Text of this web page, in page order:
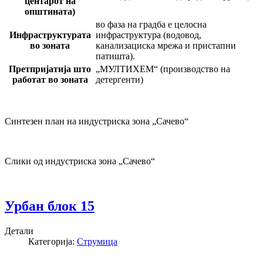
општината)
Инфраструктурата
во зоната
во фаза на градба е целосна
инфраструктура (водовод,
канализациска мрежа и пристапни
патишта).
Претпријатија што
работат во зоната
„МУЛТИХЕМ“ (производство на
детергенти)
Синтезен план на индустриска зона „Сачево“
Слики од индустриска зона „Сачево“
Урбан блок 15
Детали
Категорија: Струмица